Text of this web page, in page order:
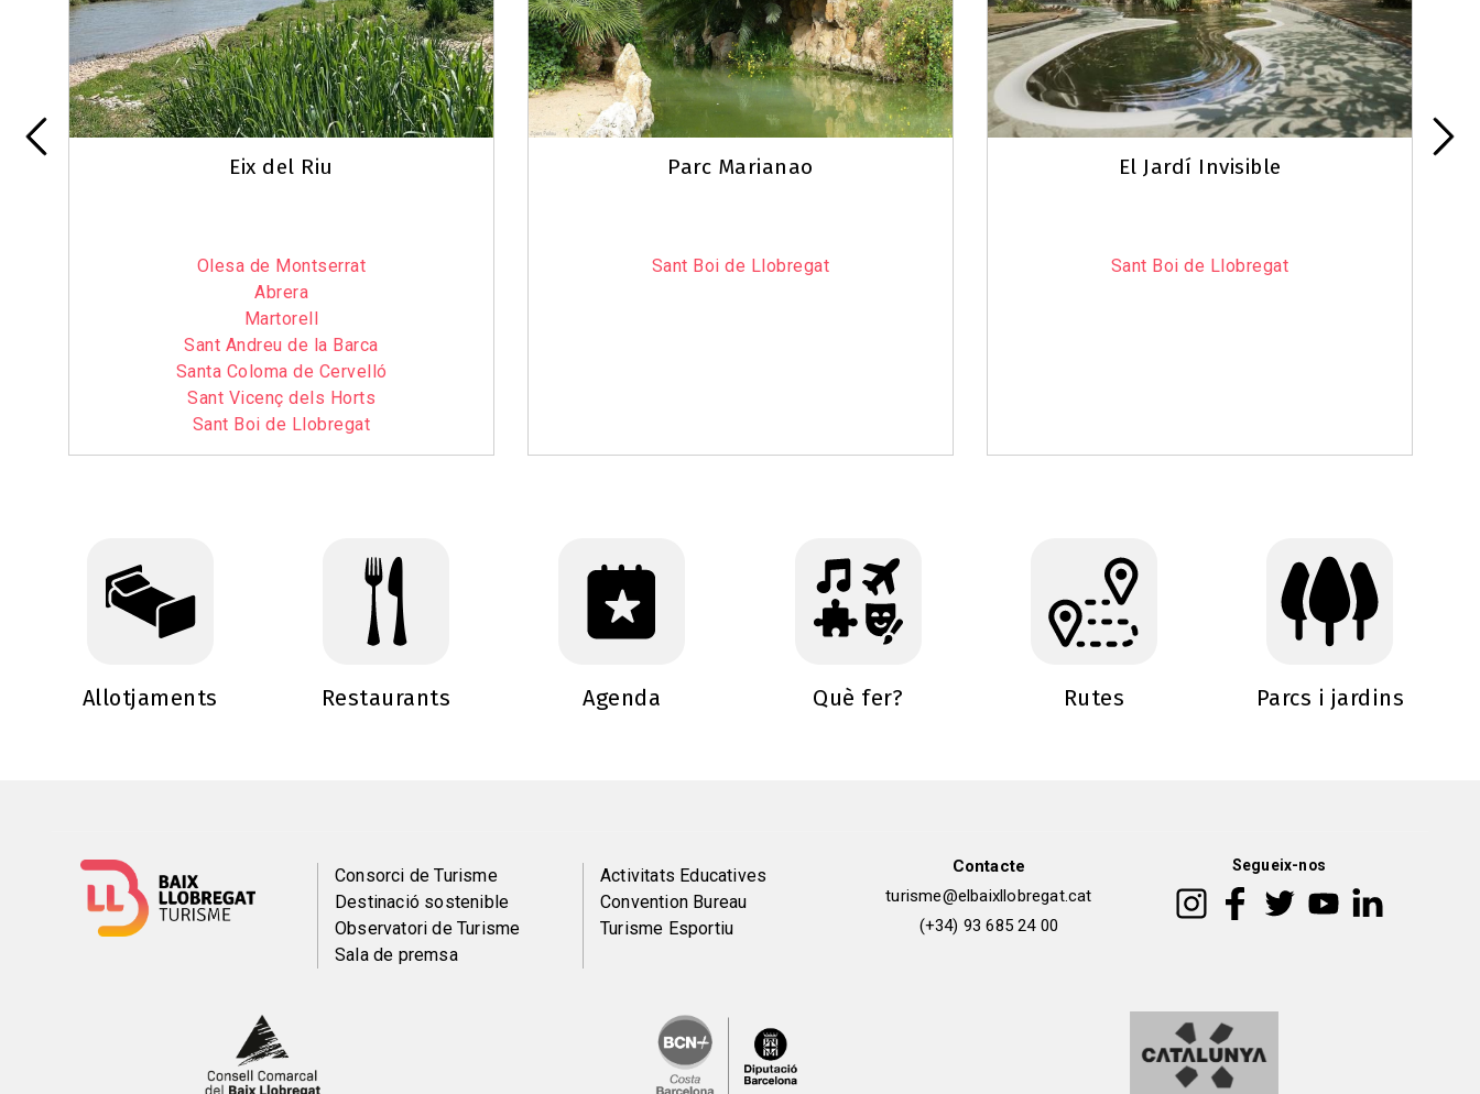
Eix del Riu
Olesa de Montserrat
Abrera
Martorell
Sant Andreu de la Barca
Santa Coloma de Cervelló
Sant Vicenç dels Horts
Sant Boi de Llobregat
Parc Marianao
Sant Boi de Llobregat
El Jardí Invisible
Sant Boi de Llobregat
Allotjaments Restaurants Agenda Què fer? Rutes Parcs i jardins
Menú
del
Consorci de Turisme
Destinació sostenible
Observatori de Turisme
Sala de premsa
Peu
de
Activitats Educatives
Convention Bureau
Turisme Esportiu
Contacte
turisme@elbaixllobregat.cat
(+34) 93 685 24 00
Segueix-nos